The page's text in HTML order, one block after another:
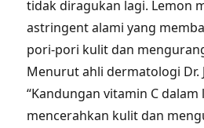
tidak diragukan lagi. Lemon
astringent alami yang
pori-pori kulit dan
Menurut ahli dermatologi Dr.
“Kandungan vitamin C
mencerahkan kulit dan